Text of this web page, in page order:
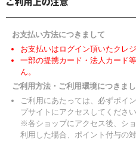
お支払い方法につきまして
お支払いはログイン頂いたクレ
一部の提携カード・法人カード
ん。
ご利用方法・ご利用環境につきま
ご利用にあたっては、必ずポイ
プサイトにアクセスしてください
※各ショップにアクセス後、シ
利用した場合、ポイント付与の